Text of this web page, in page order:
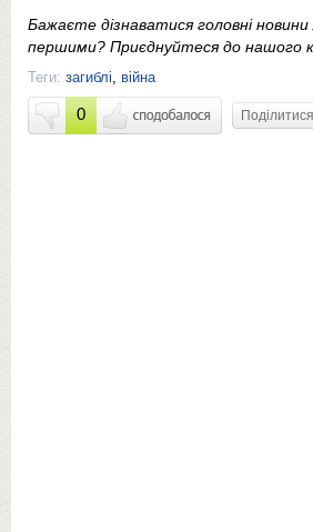
Бажаєте дізнаватися головні
першими? Приєднуйтеся до нашого
Теги: загиблі війна
0 Поділитися